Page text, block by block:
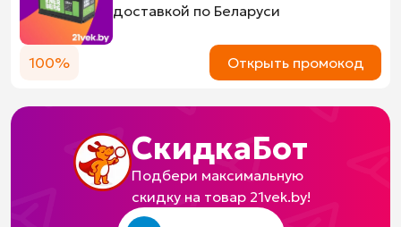
доставкой по Беларуси
100% Открыть промокод
СкидкаБот
Подбери максимальную
скидку на товар 21vek.by!